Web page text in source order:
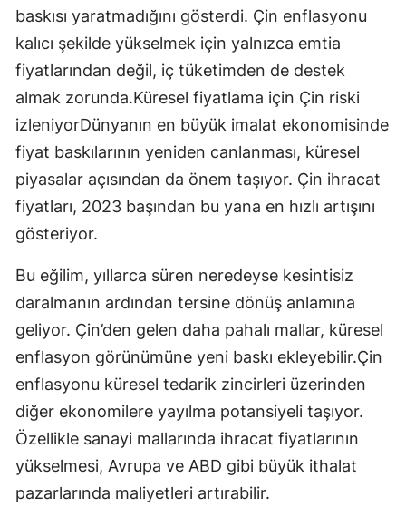
baskısı yaratmadığını gösterdi. Çin enflasyonu
kalıcı şekilde yükselmek için yalnızca emtia
fiyatlarından değil, iç tüketimden de destek
almak zorunda.Küresel fiyatlama için Çin riski
izleniyorDünyanın en büyük imalat ekonomisinde
fiyat baskılarının yeniden canlanması, küresel
piyasalar açısından da önem taşıyor. Çin ihracat
fiyatları, 2023 başından bu yana en hızlı artışını
gösteriyor.
Bu eğilim, yıllarca süren neredeyse kesintisiz
daralmanın ardından tersine dönüş anlamına
geliyor. Çin’den gelen daha pahalı mallar, küresel
enflasyon görünümüne yeni baskı ekleyebilir.Çin
enflasyonu küresel tedarik zincirleri üzerinden
diğer ekonomilere yayılma potansiyeli taşıyor.
Özellikle sanayi mallarında ihracat fiyatlarının
yükselmesi, Avrupa ve ABD gibi büyük ithalat
pazarlarında maliyetleri artırabilir.